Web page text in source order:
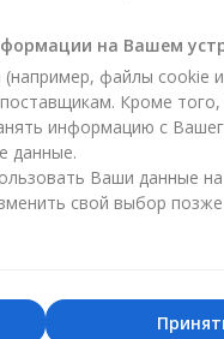
на Вашем
файлы cookie
Кроме
информацию с
данные.
Ваши данные
свой выбор позже